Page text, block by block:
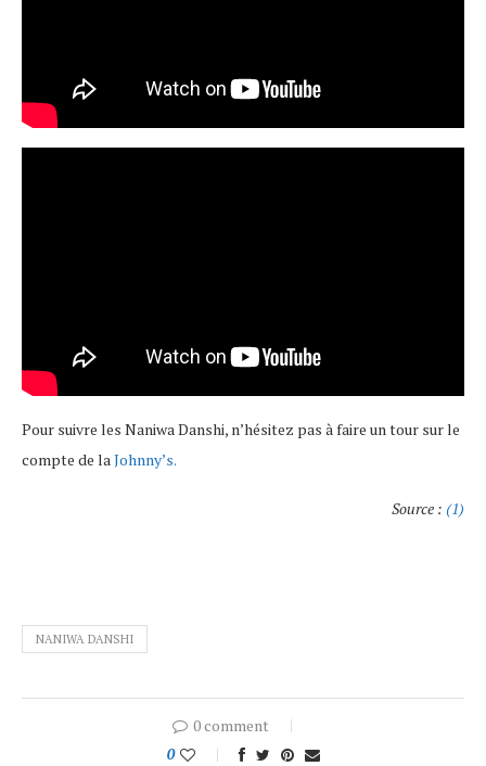
Pour suivre les Naniwa Danshi, n’hésitez pas à faire un tour sur le
compte de laJohnny’s.
Source : (1)
NANIWA DANSHI
0 comment
0